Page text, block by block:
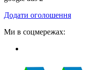
Додати оголошення
Ми в соцмережах: